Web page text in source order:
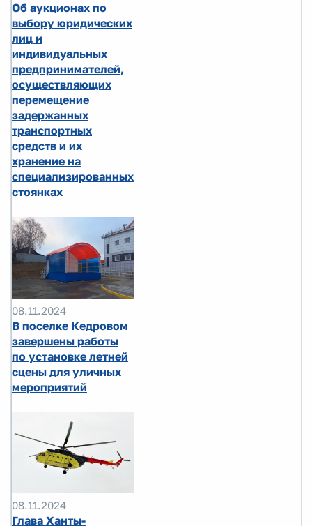
Об аукционах по
выбору юридических
лиц и
индивидуальных
предпринимателей,
осуществляющих
перемещение
задержанных
транспортных
средств и их
хранение на
специализированных
стоянках
08.11.2024
В поселке Кедровом
завершены работы
по установке летней
сцены для уличных
мероприятий
08.11.2024
Глава Ханты-